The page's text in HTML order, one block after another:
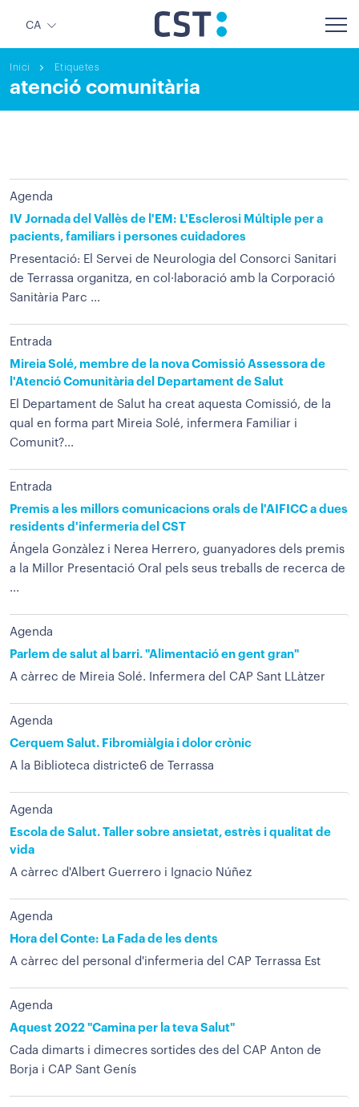
CA
Inici Etiquetes
atenció comunitària
Agenda
IV Jornada del Vallès de l'EM: L'Esclerosi Múltiple per a
pacients, familiars i persones cuidadores
Presentació: El Servei de Neurologia del Consorci Sanitari
de Terrassa organitza, en col·laboració amb la Corporació
Sanitària Parc ...
Entrada
Mireia Solé, membre de la nova Comissió Assessora de
l'Atenció Comunitària del Departament de Salut
El Departament de Salut ha creat aquesta Comissió, de la
qual en forma part Mireia Solé, infermera Familiar i
Comunit?...
Entrada
Premis a les millors comunicacions orals de l'AIFICC a dues
residents d'infermeria del CST
Ángela Gonzàlez i Nerea Herrero, guanyadores dels premis
a la Millor Presentació Oral pels seus treballs de recerca de
...
Agenda
Parlem de salut al barri. "Alimentació en gent gran"
A càrrec de Mireia Solé. Infermera del CAP Sant LLàtzer
Agenda
Cerquem Salut. Fibromiàlgia i dolor crònic
A la Biblioteca districte6 de Terrassa
Agenda
Escola de Salut. Taller sobre ansietat, estrès i qualitat de
vida
A càrrec d'Albert Guerrero i Ignacio Núñez
Agenda
Hora del Conte: La Fada de les dents
A càrrec del personal d'infermeria del CAP Terrassa Est
Agenda
Aquest 2022 "Camina per la teva Salut"
Cada dimarts i dimecres sortides des del CAP Anton de
Borja i CAP Sant Genís